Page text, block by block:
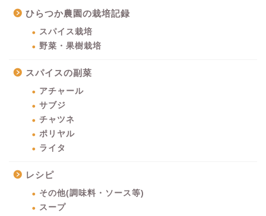
ひらつか農園の栽培記録
スパイス栽培
野菜・果樹栽培
スパイスの副菜
アチャール
サブジ
チャツネ
ポリヤル
ライタ
レシピ
その他(調味料・ソース等)
スープ